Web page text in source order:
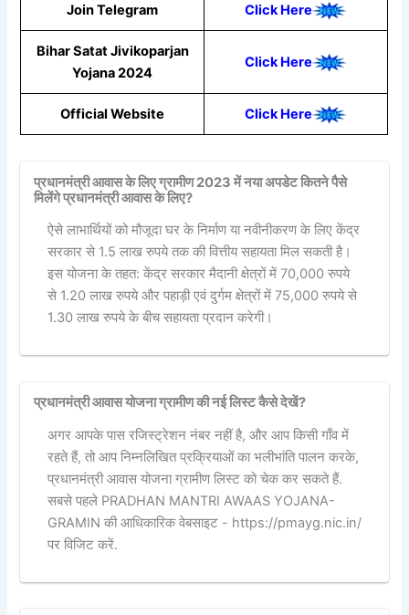
Join Telegram Click Here
Bihar Satat Jivikoparjan
Yojana 2024
Click Here
Official Website Click Here
प्रधानमंत्री आवास के लिए ग्रामीण 2023 में नया अपडेट कितने पैसे
मिलेंगे प्रधानमंत्री आवास के लिए?
ऐसे लाभार्थियों को मौजूदा घर के निर्माण या नवीनीकरण के लिए केंद्र
सरकार से 1.5 लाख रुपये तक की वित्तीय सहायता मिल सकती है।
इस योजना के तहत: केंद्र सरकार मैदानी क्षेत्रों में 70,000 रुपये
से 1.20 लाख रुपये और पहाड़ी एवं दुर्गम क्षेत्रों में 75,000 रुपये से
1.30 लाख रुपये के बीच सहायता प्रदान करेगी।
प्रधानमंत्री आवास योजना ग्रामीण की नई लिस्ट कैसे देखें?
अगर आपके पास रजिस्ट्रेशन नंबर नहीं है, और आप किसी गाँव में
रहते हैं, तो आप निम्नलिखित प्रक्रियाओं का भलीभांति पालन करके,
प्रधानमंत्री आवास योजना ग्रामीण लिस्ट को चेक कर सकते हैं.
सबसे पहले PRADHAN MANTRI AWAAS YOJANA-
GRAMIN की आधिकारिक वेबसाइट - https://pmayg.nic.in/
पर विजिट करें.